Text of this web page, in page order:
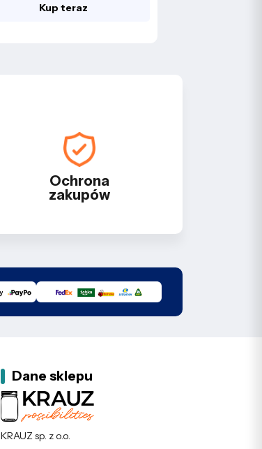
Kup teraz
Ochrona
zakupów
Dane sklepu
KRAUZ sp. z o.o.